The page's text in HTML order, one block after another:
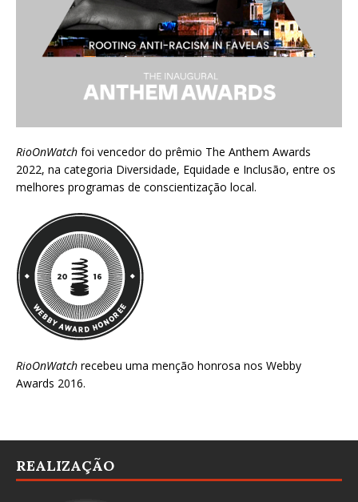
RioOnWatch foi vencedor do prêmio The Anthem Awards
2022, na categoria Diversidade, Equidade e Inclusão, entre os
melhores programas de conscientização local.
RioOnWatch recebeu uma menção honrosa nos Webby
Awards 2016.
REALIZAÇÃO